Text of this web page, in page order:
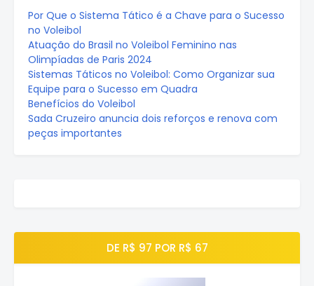
Por Que o Sistema Tático é a Chave para o Sucesso
no Voleibol
Atuação do Brasil no Voleibol Feminino nas
Olimpíadas de Paris 2024
Sistemas Táticos no Voleibol: Como Organizar sua
Equipe para o Sucesso em Quadra
Benefícios do Voleibol
Sada Cruzeiro anuncia dois reforços e renova com
peças importantes
DE R$ 97 POR R$ 67